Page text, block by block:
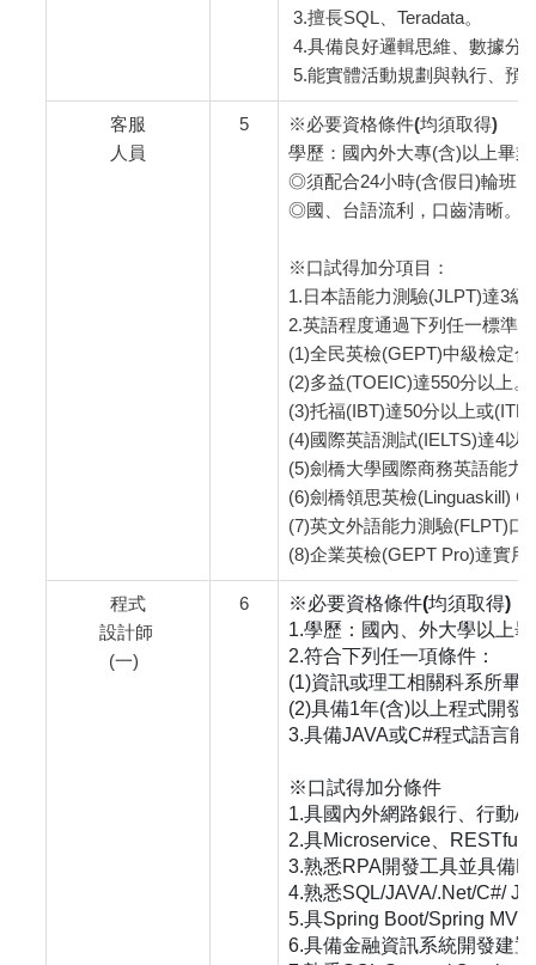
3.擅長SQL、Teradata。
4.具備良好邏輯思維、數據分
5.能實體活動規劃與執行、預
客服
人員
5
※必要資格條件(均須取得)
學歷：國內外大專(含)以上畢
◎須配合24小時(含假日)輪班
◎國、台語流利，口齒清晰。
※口試得加分項目：
1.日本語能力測驗(JLPT)達3
2.英語程度通過下列任一標準
(1)全民英檢(GEPT)中級檢定
(2)多益(TOEIC)達550分以上。
(3)托福(IBT)達50分以上或
(4)國際英語測試(IELTS)達4以
(5)劍橋大學國際商務英語能力
(6)劍橋領思英檢(Linguaskill)
(7)英文外語能力測驗(FLPT)
(8)企業英檢(GEPT Pro)達實
程式
設計師
(一)
6
※必要資格條件(均須取得)
1.學歷：國內、外大學以上
2.符合下列任一項條件：
(1)資訊或理工相關科系所畢
(2)具備1年(含)以上程式開發
3.具備JAVA或C#程式語言能
※口試得加分條件
1.具國內外網路銀行、行動
2.具Microservice、RESTful
3.熟悉RPA開發工具並具備
4.熟悉SQL/JAVA/.Net/C#/
5.具Spring Boot/Spring
6.具備金融資訊系統開發建